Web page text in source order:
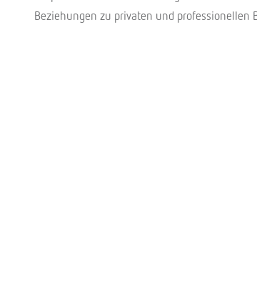
Beziehungen zu privaten und professionellen